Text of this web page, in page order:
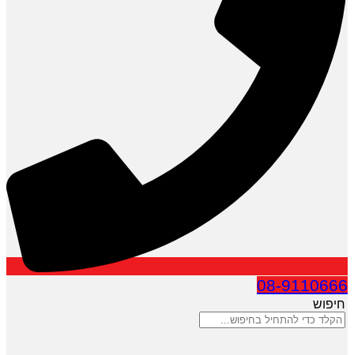
08-9110666
חיפוש